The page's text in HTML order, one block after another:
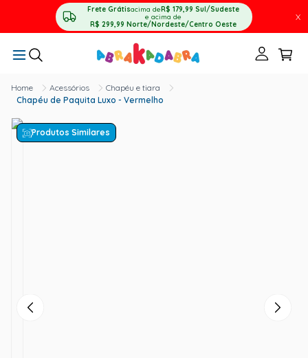
Frete Grátisacima deR$ 179,99 Sul/Sudeste
e acima de
R$ 299,99 Norte/Nordeste/Centro Oeste
X
Acessórios
Chapéu e tiara
Chapéu de Paquita Luxo - Vermelho
Produtos Similares